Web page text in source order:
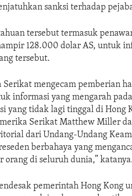
sanksi terhadap
tersebut termasuk
128.000 dolar AS, untuk
tersebut.
Serikat mengecam pemberian
informasi yang mengarah
yang tidak lagi tinggal di Hong
Serikat Matthew Miller
dari Undang-Undang
berbahaya yang
orang di seluruh dunia,”
pemerintah Hong Kong